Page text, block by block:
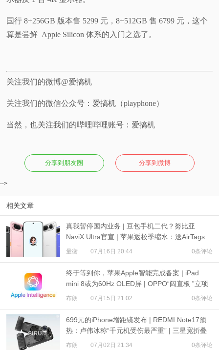
国行 8+256GB 版本售 5299 元，8+512GB 售 6799 元，这个
算是尝鲜 Apple Silicon 体系的入门之选了。
关注我们的微博@爱搞机
关注我们的微信公众号：爱搞机（playphone）
当然，也关注我们的哔哩哔哩账号：爱搞机
分享到朋友圈 分享到微博
-->
相关文章
真我暂停国内业务 | 豆包手机二代？努比亚
NaviX Ultra官宣 | 苹果返校季缩水：送AirTags
量衡 07月16日 20:44 0条评论
终于等到你，苹果Apple智能完成备案 | iPad
mini 8或为60Hz OLED屏 | OPPO“阔直板 ”立项
布朗 07月15日 21:02 0条评论
699元的iPhone增距镜发布 | REDMI Note17预
热：卢伟冰称“千元机受伤最严重” | 三星宽折叠
或7月22日发布
布朗 07月02日 21:34 0条评论